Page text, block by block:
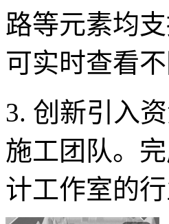
路等元素均
可实时查看
3. 创新引入
施工团队。
计工作室的行